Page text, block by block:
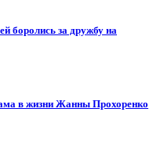
боролись за дружбу на
в жизни Жанны Прохоренко